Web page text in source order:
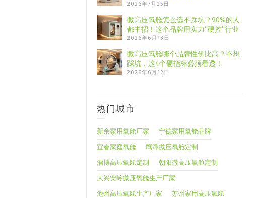
2026年7月25日
微高压氧舱怎么选不踩坑？90%的人
都中招！这个品牌用实力“硬控”行业
2026年6月13日
微高压氧舱哪个品牌性价比高？不想
踩坑，这4个硬指标必须看透！
2026年6月12日
热门城市
新余家用氧舱厂家 宁德家用氧舱品牌
宜春家庭氧舱 鹰潭微压氧舱定制
淄博高压氧舱定制 朝阳微高压氧舱定制
大兴安岭微压氧舱生产厂家
池州高压氧舱生产厂家 苏州家用高压氧舱